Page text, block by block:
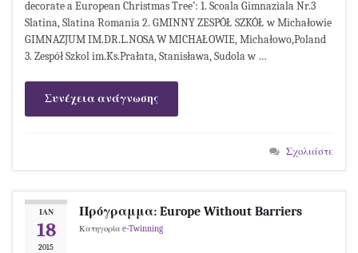
decorate a European Christmas Tree’: 1. Scoala Gimnaziala Nr.3
Slatina, Slatina Romania 2. GMINNY ZESPÓŁ SZKÓŁ w Michałowie
GIMNAZJUM IM.DR.L.NOSA W MICHAŁOWIE, Michałowo,Poland
3. Zespół Szkol im.Ks.Prałata, Stanisława, Sudola w …
Συνέχεια ανάγνωσης
Σχολιάστε
ΙΑΝ
18
2015
Πρόγραμμα: Europe Without Barriers
Κατηγορία e-Twinning